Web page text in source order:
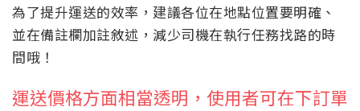
為了提升運送的效率，建議各位在地點位置要明確、
並在備註欄加註敘述，減少司機在執行任務找路的時
間哦！
運送價格方面相當透明，使用者可在下訂單